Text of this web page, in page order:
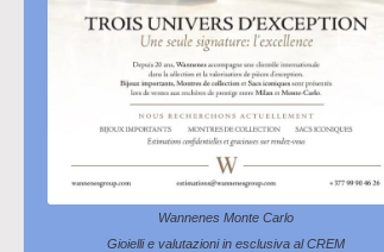
Wannenes Monte Carlo
Gioielli e valutazioni in esclusiva al CREM